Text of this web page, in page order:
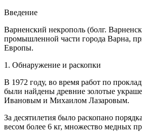
Введение
Варненский некрополь (болг.
промышленной части города Варна,
Европы.
1. Обнаружение и раскопки
В 1972 году, во время работ по
были найдены древние золотые
Ивановым и Михаилом Лазаровым.
За десятилетия было раскопано
весом более 6 кг, множество медных